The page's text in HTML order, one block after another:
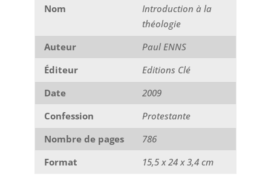
Nom
Introduction à la
théologie
Auteur
Paul ENNS
Éditeur
Editions Clé
Date
2009
Confession
Protestante
Nombre de pages
786
Format
15,5 x 24 x 3,4 cm